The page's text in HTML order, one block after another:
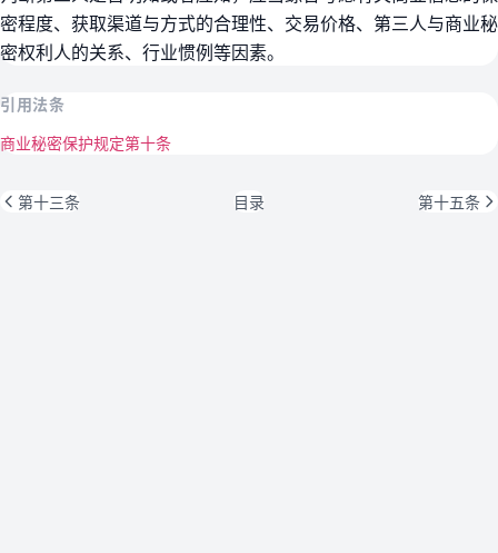
密程度、获取渠道与方式的合理性、交易价格、第三人与商业秘
密权利人的关系、行业惯例等因素。
引用法条
商业秘密保护规定第十条
第十三条 目录 第十五条